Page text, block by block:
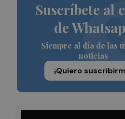
Suscríbete al
de
Siempre al día de las
noticias
¡Quiero